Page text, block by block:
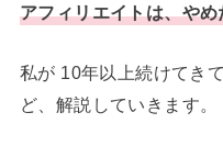
アフィリエイトは、や
私が 10年以上続けてき
ど、解説していきます。